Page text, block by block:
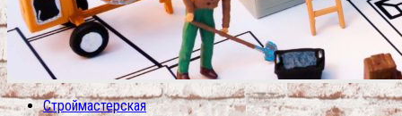
Строймастерская